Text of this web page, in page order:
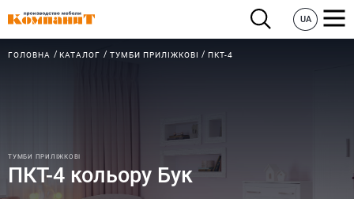
UA
ГОЛОВНА КАТАЛОГ ТУМБИ ПРИЛІЖКОВІ ПКТ-4
ТУМБИ ПРИЛІЖКОВІ
ПКТ-4 кольору Бук